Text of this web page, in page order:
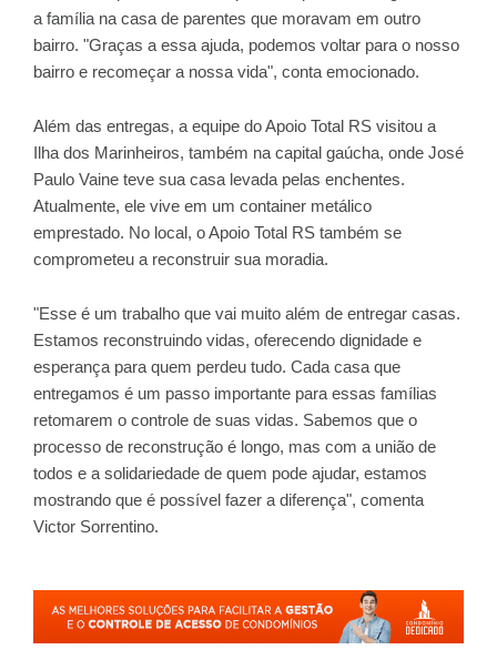
a família na casa de parentes que moravam em outro
bairro. "Graças a essa ajuda, podemos voltar para o nosso
bairro e recomeçar a nossa vida", conta emocionado.
Além das entregas, a equipe do Apoio Total RS visitou a
Ilha dos Marinheiros, também na capital gaúcha, onde José
Paulo Vaine teve sua casa levada pelas enchentes.
Atualmente, ele vive em um container metálico
emprestado. No local, o Apoio Total RS também se
comprometeu a reconstruir sua moradia.
"Esse é um trabalho que vai muito além de entregar casas.
Estamos reconstruindo vidas, oferecendo dignidade e
esperança para quem perdeu tudo. Cada casa que
entregamos é um passo importante para essas famílias
retomarem o controle de suas vidas. Sabemos que o
processo de reconstrução é longo, mas com a união de
todos e a solidariedade de quem pode ajudar, estamos
mostrando que é possível fazer a diferença", comenta
Victor Sorrentino.